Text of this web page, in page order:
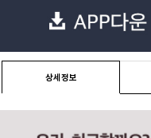
상세정보